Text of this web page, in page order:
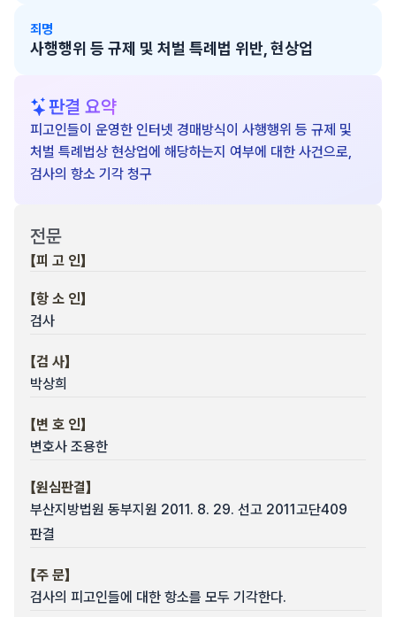
죄명
사행행위 등 규제 및 처벌 특례법 위반, 현상업
판결 요약
피고인들이 운영한 인터넷 경매방식이 사행행위 등 규제 및
처벌 특례법상 현상업에 해당하는지 여부에 대한 사건으로,
검사의 항소 기각 청구
전문
【피 고 인】
【항 소 인】
검사
【검 사】
박상희
【변 호 인】
변호사 조용한
【원심판결】
부산지방법원 동부지원 2011. 8. 29. 선고 2011고단409
판결
【주 문】
검사의 피고인들에 대한 항소를 모두 기각한다.